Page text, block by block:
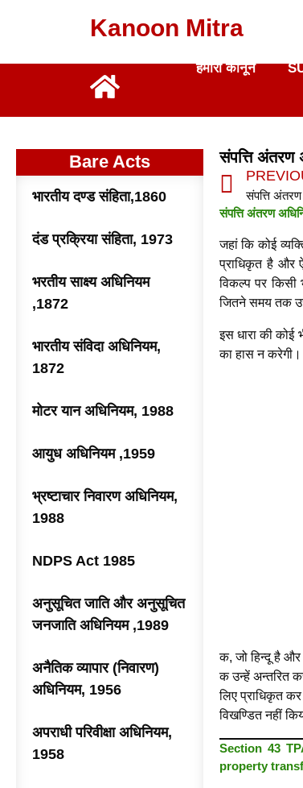
Kanoon Mitra
हमारा कानून
Bare Acts
भारतीय दण्ड संहिता,1860
दंड प्रक्रिया संहिता, 1973
भरतीय साक्ष्य अधिनियम
,1872
भारतीय संविदा अधिनियम,
1872
मोटर यान अधिनियम, 1988
आयुध अधिनियम ,1959
भ्रष्टाचार निवारण अधिनियम,
1988
NDPS Act 1985
अनुसूचित जाति और अनुसूचित
जनजाति अधिनियम ,1989
अनैतिक व्यापार (निवारण)
अधिनियम, 1956
अपराधी परिवीक्षा अधिनियम,
1958
संपत्ति
संपत्ति अंतरण
जहां कि कोई
प्राधिकृत है और
विकल्प पर किसी
जितने समय तक
इस धारा की कोई
का हास न करेगी।
क, जो हिन्दू है
क उन्हें अन्तरित
लिए प्राधिकृत
विखण्डित नहीं
Section 43
property